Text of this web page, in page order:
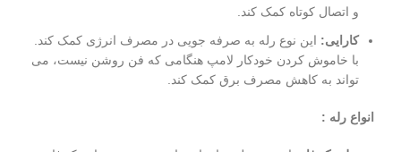
و اتصال کوتاه کمک کند.
کارایی: این نوع رله به صرفه جویی در مصرف انرژی کمک کند.
با خاموش کردن خودکار لامپ هنگامی که فن روشن نیست، می
تواند به کاهش مصرف برق کمک کند.
انواع رله :